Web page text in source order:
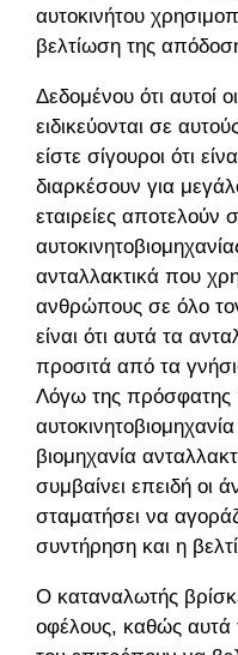
αυτοκινήτου
βελτίωση της
Δεδομένου ότι αυτοί
ειδικεύονται σε
είστε σίγουροι ότι
διαρκέσουν για
εταιρείες αποτελούν
ανταλλακτικά που
ανθρώπους σε όλο
είναι ότι αυτά τα
προσιτά από τα
Λόγω της πρόσφατης
βιομηχανία
συμβαίνει επειδή οι
σταματήσει να
συντήρηση και η
Ο καταναλωτής
οφέλους, καθώς αυτά